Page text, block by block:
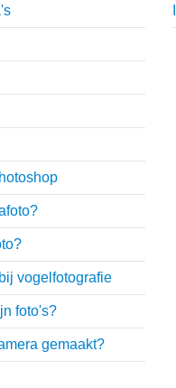
vogelfotografie
foto's?
gemaakt?